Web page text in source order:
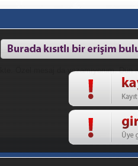
Özel mesaj da yazamıyorum. Dün